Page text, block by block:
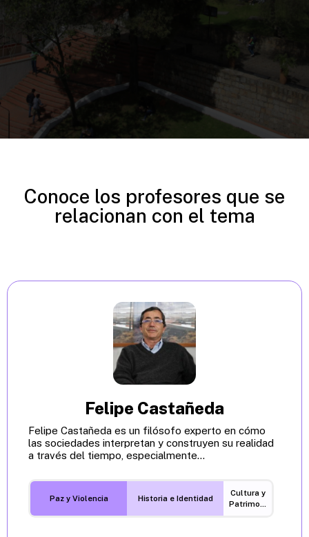
Conoce los profesores que se
relacionan con el tema
Felipe Castañeda
Felipe Castañeda es un filósofo experto en cómo
las sociedades interpretan y construyen su realidad
a través del tiempo, especialmente...
Paz y Violencia Historia e Identidad
Cultura y
Patrimonio